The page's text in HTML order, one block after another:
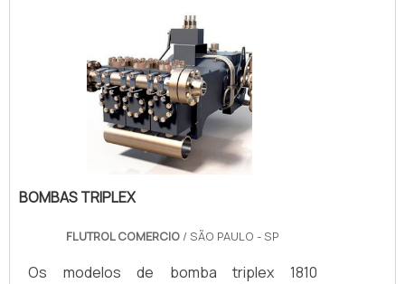
em 1, que permite bombeamento limpo, isso
acontece graças à ampla gama de
velocidade que atinge até 3600 rpm. As
fases e ciclos do processo de limpeza da.
BOMBAS TRIPLEX
FLUTROL COMERCIO / SÃO PAULO - SP
Os modelos de bomba triplex 1810